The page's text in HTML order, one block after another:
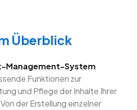
Überblick
Management-System
Funktionen zur
und Pflege der Inhalte Ihrer
der Erstellung einzelner